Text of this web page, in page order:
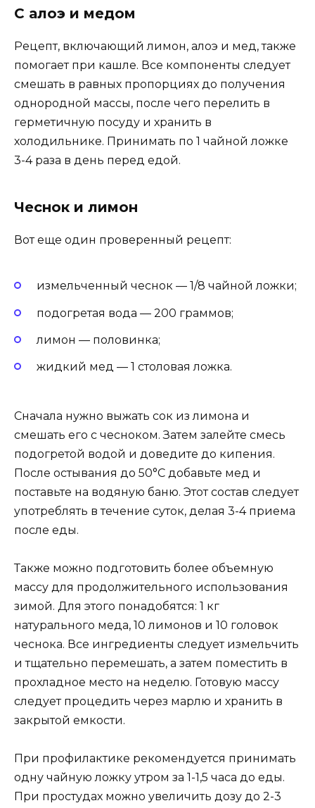
С алоэ и медом
Рецепт, включающий лимон, алоэ и мед, также
помогает при кашле. Все компоненты следует
смешать в равных пропорциях до получения
однородной массы, после чего перелить в
герметичную посуду и хранить в
холодильнике. Принимать по 1 чайной ложке
3-4 раза в день перед едой.
Чеснок и лимон
Вот еще один проверенный рецепт:
измельченный чеснок — 1/8 чайной ложки;
подогретая вода — 200 граммов;
лимон — половинка;
жидкий мед — 1 столовая ложка.
Сначала нужно выжать сок из лимона и
смешать его с чесноком. Затем залейте смесь
подогретой водой и доведите до кипения.
После остывания до 50°C добавьте мед и
поставьте на водяную баню. Этот состав следует
употреблять в течение суток, делая 3-4 приема
после еды.
Также можно подготовить более объемную
массу для продолжительного использования
зимой. Для этого понадобятся: 1 кг
натурального меда, 10 лимонов и 10 головок
чеснока. Все ингредиенты следует измельчить
и тщательно перемешать, а затем поместить в
прохладное место на неделю. Готовую массу
следует процедить через марлю и хранить в
закрытой емкости.
При профилактике рекомендуется принимать
одну чайную ложку утром за 1-1,5 часа до еды.
При простудах можно увеличить дозу до 2-3